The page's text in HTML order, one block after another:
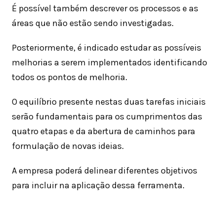
É possível também descrever os processos e as
áreas que não estão sendo investigadas.
Posteriormente, é indicado estudar as possíveis
melhorias a serem implementados identificando
todos os pontos de melhoria.
O equilíbrio presente nestas duas tarefas iniciais
serão fundamentais para os cumprimentos das
quatro etapas e da abertura de caminhos para
formulação de novas ideias.
A empresa poderá delinear diferentes objetivos
para incluir na aplicação dessa ferramenta.